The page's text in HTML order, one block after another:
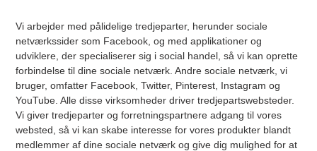
Vi arbejder med pålidelige tredjeparter, herunder sociale
netværkssider som Facebook, og med applikationer og
udviklere, der specialiserer sig i social handel, så vi kan oprette
forbindelse til dine sociale netværk. Andre sociale netværk, vi
bruger, omfatter Facebook, Twitter, Pinterest, Instagram og
YouTube. Alle disse virksomheder driver tredjepartswebsteder.
Vi giver tredjeparter og forretningspartnere adgang til vores
websted, så vi kan skabe interesse for vores produkter blandt
medlemmer af dine sociale netværk og give dig mulighed for at